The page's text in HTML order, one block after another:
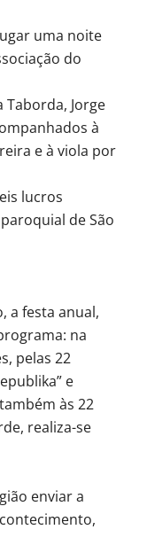
uma noite
do
Taborda, Jorge
à
e à viola por
lucros
de São
a festa anual,
na
pelas 22
e
às 22
realiza-se
enviar a